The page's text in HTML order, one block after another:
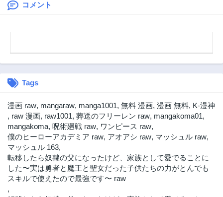
コメント
Tags
漫画 raw, mangaraw, manga1001, 無料 漫画, 漫画 無料, K-漫神
, raw 漫画, raw1001, 葬送のフリーレン raw, mangakoma01,
mangakoma, 呪術廻戦 raw, ワンピース raw,
僕のヒーローアカデミア raw, アオアシ raw, マッシュル raw,
マッシュル 163,
転移したら奴隷の父になったけど、家族として愛でることに
した〜実は勇者と魔王と聖女だった子供たちの力がとんでも
スキルで使えたので最強です〜 raw
,